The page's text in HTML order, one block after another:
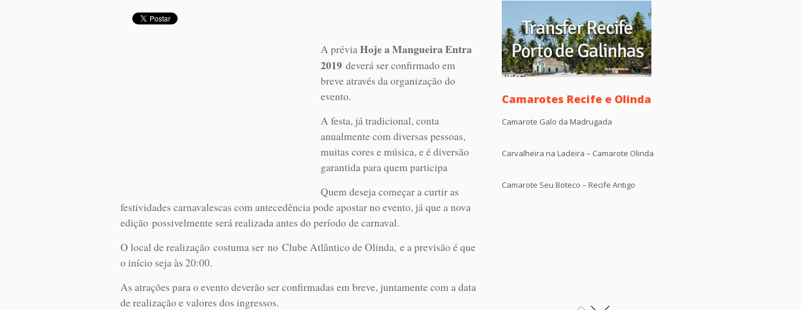
A préviaHoje a Mangueira Entra
2019 deverá ser confirmado em
breve através da organização do
evento.
A festa, já tradicional, conta
anualmente com diversas pessoas,
muitas cores e música, e é diversão
garantida para quem participa
Quem deseja começar a curtir as
festividades carnavalescas com antecedência pode apostar no evento, já que a nova
edição possivelmente será realizada antes do período de carnaval.
O local de realização costuma ser no Clube Atlântico de Olinda, e a previsão é que
o início seja às 20:00.
As atrações para o evento deverão ser confirmadas em breve, juntamente com a data
de realização e valores dos ingressos.
Camarotes Recife e Olinda
Camarote Galo da Madrugada
Carvalheira na Ladeira – Camarote Olinda
Camarote Seu Boteco – Recife Antigo